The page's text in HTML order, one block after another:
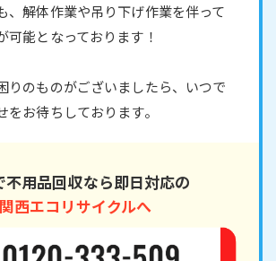
、解体作業や吊り下げ作業を伴って
可能となっております！
りのものがございましたら、いつで
をお待ちしております。
不用品回収なら即日対応の
関西エコリサイクルへ